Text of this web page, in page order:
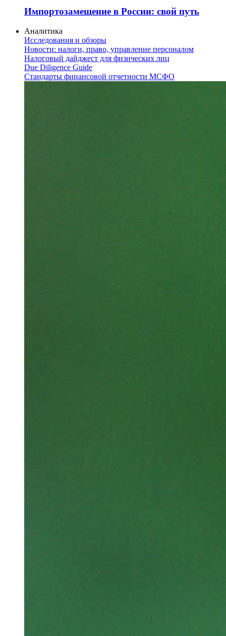
Импортозамещение в России: свой путь
Аналитика
Исследования и обзоры
Новости: налоги, право, управление персоналом
Налоговый дайджест для физических лиц
Due Diligence Guide
Стандарты финансовой отчетности МСФО